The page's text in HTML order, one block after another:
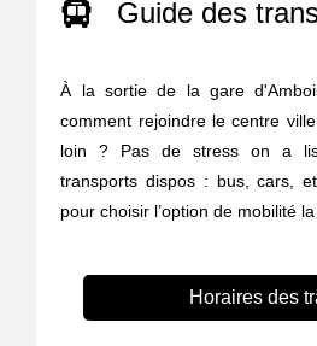
Guide des
À la sortie de la gare
comment rejoindre le centre
loin ? Pas de stress on a
transports dispos : bus, cars,
pour choisir l’option de mobilité
Horaires des